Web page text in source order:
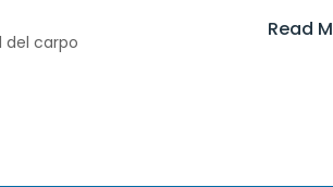
del carpo
Read